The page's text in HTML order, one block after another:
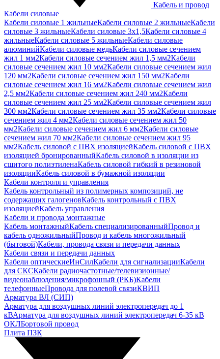
Кабель и провод
Кабели силовые
Кабели силовые 1 жильныеКабели силовые 2 жильныеКабели
силовые 3 жильныеКабели силовые 3х1,5Кабели силовые 4
жильныеКабели силовые 5 жильныеКабели силовые
алюминийКабели силовые медьКабели силовые сечением
жил 1 мм2Кабели силовые сечением жил 1,5 мм2Кабели
силовые сечением жил 10 мм2Кабели силовые сечением жил
120 мм2Кабели силовые сечением жил 150 мм2Кабели
силовые сечением жил 16 мм2Кабели силовые сечением жил
2,5 мм2Кабели силовые сечением жил 240 мм2Кабели
силовые сечением жил 25 мм2Кабели силовые сечением жил
300 мм2Кабели силовые сечением жил 35 мм2Кабели силовые
сечением жил 4 мм2Кабели силовые сечением жил 50
мм2Кабели силовые сечением жил 6 мм2Кабели силовые
сечением жил 70 мм2Кабели силовые сечением жил 95
мм2Кабель силовой с ПВХ изоляциейКабель силовой с ПВХ
изоляцией бронированныйКабель силовой в изоляции из
сшитого полиэтиленаКабель силовой гибкий в резиновой
изоляцииКабель силовой в бумажной изоляции
Кабели контроля и управления
Кабель контрольный из полимерных композиций, не
содержащих галогеновКабель контрольный с ПВХ
изоляциейКабель управления
Кабели и провода монтажные
Кабель монтажныйКабель специализированныйПровод и
кабель одножильныйПровод и кабель многожильный
(бытовой)Кабели, провода связи и передачи данных
Кабели связи и передачи данных
Кабели оптическиеИнСилКабели для сигнализацииКабели
для СКСКабели радиочастотные/телевизионные/
видеонаблюдения/микрофонный (РКБ)Кабели
телефонныеПровода для полевой связиКВИП
Арматура ВЛ (СИП)
Арматура для воздушных линий электропередач до 1
кВАрматура для воздушных линий электропередач 6-35 кВ
ОКЛБортовой провод
Плита ПЗК